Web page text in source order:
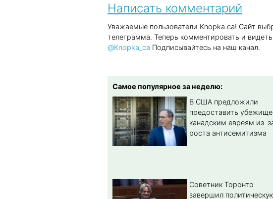
Написать комментарий
Уважаемые пользователи Knopka.ca! Сайт
телеграмма. Теперь комментировать и
@Knopka_ca Подписывайтесь на наш канал.
Самое популярное за неделю:
В США предложили
предоставить убежище
канадским евреям из-
роста антисемитизма
Советник Торонто
завершил